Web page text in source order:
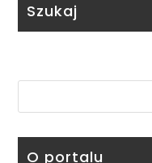
Szukaj
O portalu